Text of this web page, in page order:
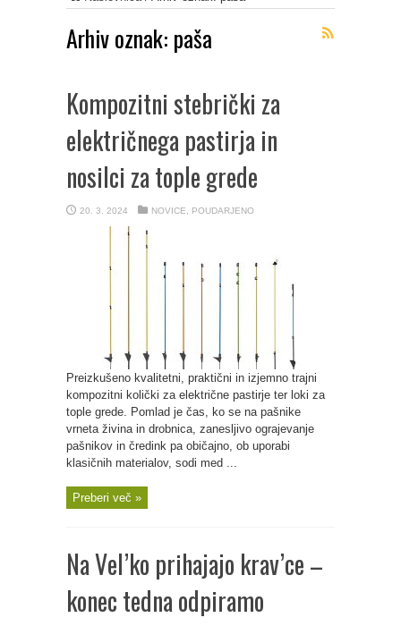
Arhiv oznak: paša
Kompozitni stebrički za
električnega pastirja in
nosilci za tople grede
20. 3. 2024 NOVICE POUDARJENO
Preizkušeno kvalitetni, praktični in izjemno trajni
kompozitni količki za električne pastirje ter loki za
tople grede. Pomlad je čas, ko se na pašnike
vrneta živina in drobnica, zanesljivo ograjevanje
pašnikov in čredink pa običajno, ob uporabi
klasičnih materialov, sodi med ...
Preberi več »
Na Vel’ko prihajajo krav’ce –
konec tedna odpiramo